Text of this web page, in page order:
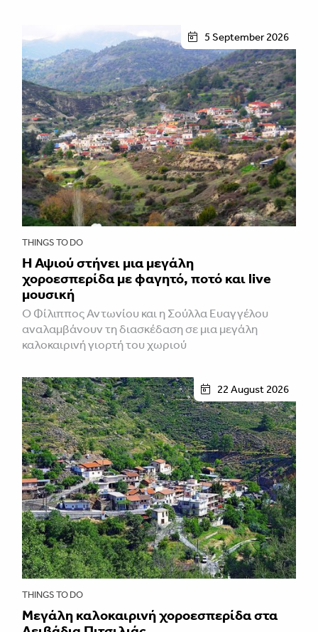
5 September 2026
THINGS TO DO
Η Αψιού στήνει μια μεγάλη
χοροεσπερίδα με φαγητό, ποτό και live
μουσική
Ο Φίλιππος Αντωνίου και η Σούλλα Ευαγγέλου
αναλαμβάνουν τη διασκέδαση σε μια μεγάλη
καλοκαιρινή γιορτή του χωριού
22 August 2026
THINGS TO DO
Μεγάλη καλοκαιρινή χοροεσπερίδα στα